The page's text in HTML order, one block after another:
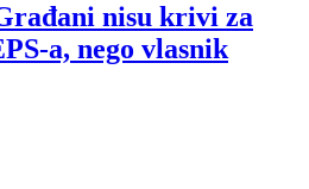
nisu krivi za
a, nego vlasnik